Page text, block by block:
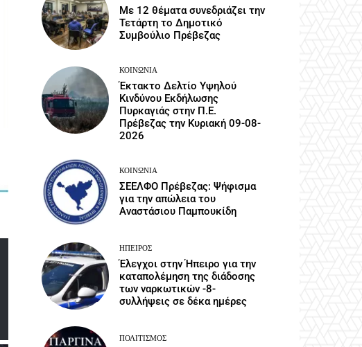
Με 12 θέματα συνεδριάζει την
Τετάρτη το Δημοτικό
Συμβούλιο Πρέβεζας
ΚΟΙΝΩΝΙΑ
Έκτακτο Δελτίο Υψηλού
Κινδύνου Εκδήλωσης
Πυρκαγιάς στην Π.Ε.
Πρέβεζας την Κυριακή 09-08-
2026
ΚΟΙΝΩΝΙΑ
ΣΕΕΛΦΟ Πρέβεζας: Ψήφισμα
για την απώλεια του
Αναστάσιου Παμπουκίδη
ΉΠΕΙΡΟΣ
Έλεγχοι στην Ήπειρο για την
καταπολέμηση της διάδοσης
των ναρκωτικών -8-
συλλήψεις σε δέκα ημέρες
ΠΟΛΙΤΙΣΜΌΣ